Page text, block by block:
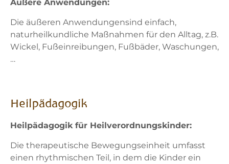
Äußere Anwendungen:
Die äußeren Anwendungensind einfach,
naturheilkundliche Maßnahmen für den Alltag, z.B.
Wickel, Fußeinreibungen, Fußbäder, Waschungen,
…
Heilpädagogik für Heilverordnungskinder:
Die therapeutische Bewegungseinheit umfasst
einen rhythmischen Teil, in dem die Kinder ein
Heilpädagogik